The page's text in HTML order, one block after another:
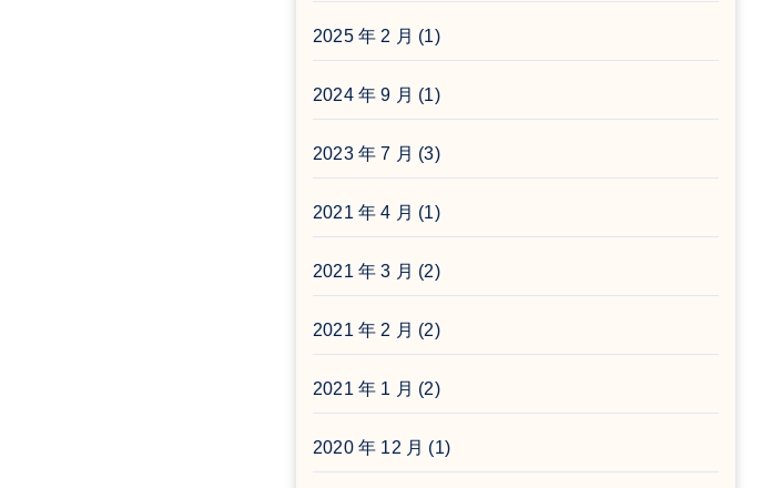
2025 年 2 月 (1)
2024 年 9 月 (1)
2023 年 7 月 (3)
2021 年 4 月 (1)
2021 年 3 月 (2)
2021 年 2 月 (2)
2021 年 1 月 (2)
2020 年 12 月 (1)